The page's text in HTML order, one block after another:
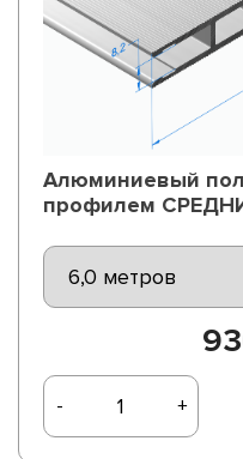
Алюминиевый
профилем
- +